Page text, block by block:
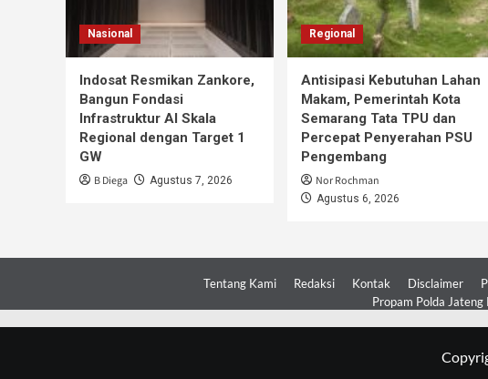
Nasional
Indosat Resmikan Zankore,
Bangun Fondasi
Infrastruktur AI Skala
Regional dengan Target 1
GW
B Diega Agustus 7, 2026
Regional
Antisipasi Kebutuhan Lahan
Makam, Pemerintah Kota
Semarang Tata TPU dan
Percepat Penyerahan PSU
Pengembang
Nor Rochman
Agustus 6, 2026
Tentang Kami Redaksi Kontak Disclaimer
Propam Polda